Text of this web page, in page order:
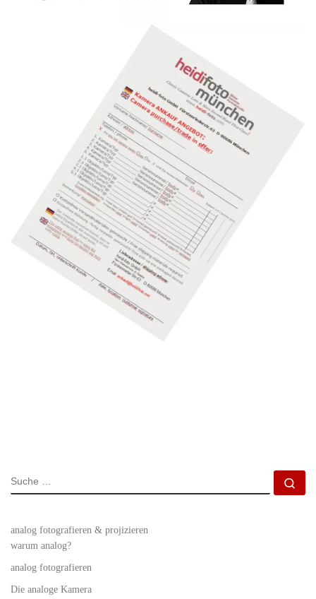
SUCHE
analog fotografieren & projizieren
warum analog?
analog fotografieren
Die analoge Kamera